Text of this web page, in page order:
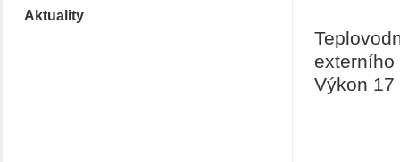
Výkon
Aktuality